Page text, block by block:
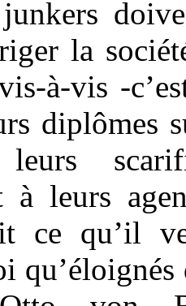
la
à-vis -
diplômes
à leurs
ce qu’il